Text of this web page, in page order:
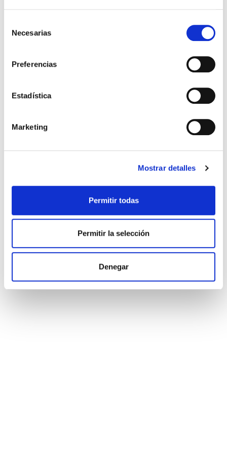
Necesarias
Preferencias
Estadística
Marketing
Mostrar detalles
Permitir todas
Permitir la selección
Denegar
Adecuación del sistema de climatización en
edificio de oficinas y centro de datos para
Optimización y gestión de la climatización del
Reforma del CPD Vodafone San Severo